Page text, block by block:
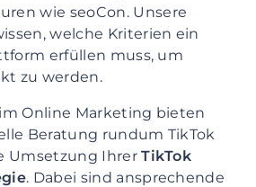
wie seoCon. Unsere
welche Kriterien ein
erfüllen muss, um
zu werden.
Online Marketing bieten
Beratung rundum TikTok
Umsetzung IhrerTikTok
. Dabei sind ansprechende